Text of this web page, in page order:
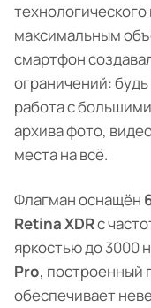
максимальным
смартфон
ограничений:
работа с
архива фото,
места на всё.
Флагман оснащён
Retina XDRс
яркостью до 3000
Pro, построенный
обеспечивает